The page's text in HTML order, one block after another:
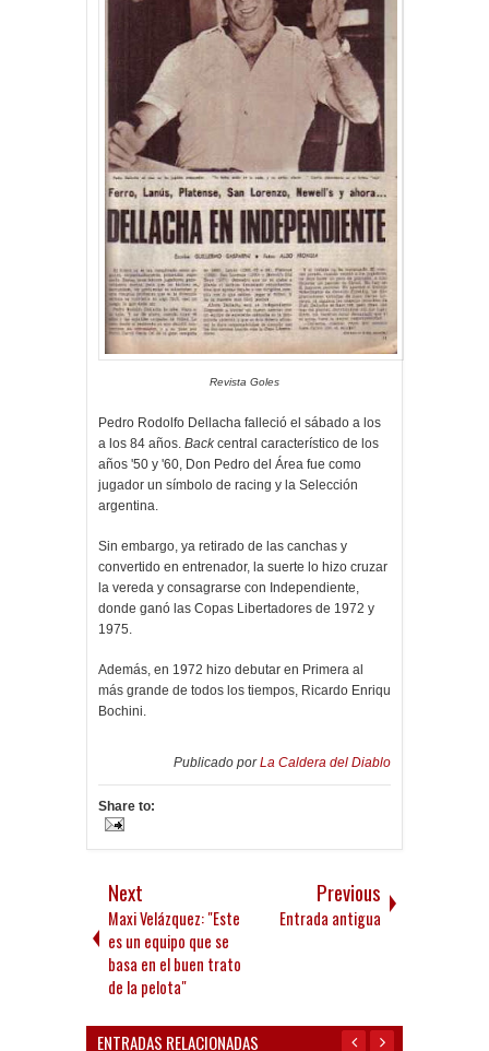
Revista Goles
Pedro Rodolfo Dellacha falleció el sábado a los
a los 84 años. Backcentral característico de los
años '50 y '60, Don Pedro del Área fue como
jugador un símbolo de racing y la Selección
argentina.
Sin embargo, ya retirado de las canchas y
convertido en entrenador, la suerte lo hizo cruzar
la vereda y consagrarse con Independiente,
donde ganó las Copas Libertadores de 1972 y
1975.
Además, en 1972 hizo debutar en Primera al
más grande de todos los tiempos, Ricardo Enriqu
Bochini.
Publicado porLa Caldera del Diablo
Share to:
Next
Maxi Velázquez: "Este
es un equipo que se
basa en el buen trato
de la pelota"
Previous
Entrada antigua
ENTRADAS RELACIONADAS